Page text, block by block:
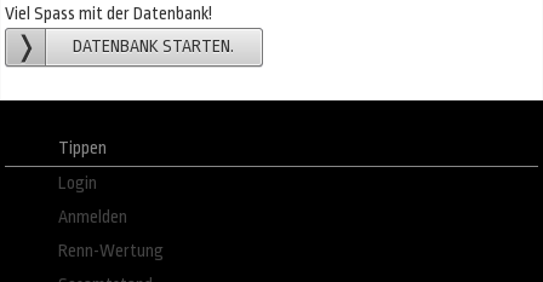
Viel Spass mit der Datenbank!
DATENBANK STARTEN.
Tippen
Login
Anmelden
Renn-Wertung